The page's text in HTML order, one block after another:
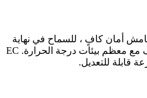
أمان كافٍ ، للسماح في نهاية
. يتكيف مع معظم بيئات درجة الحرارة. EC